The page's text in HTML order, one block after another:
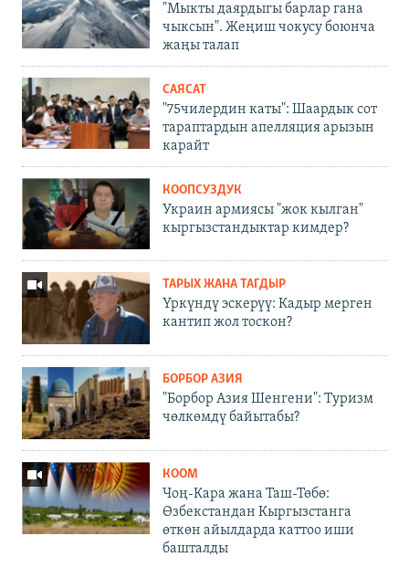
"Мыкты даярдыгы барлар гана
чыксын". Жеңиш чокусу боюнча
жаңы талап
САЯСАТ
"75чилердин каты": Шаардык сот
тараптардын апелляция арызын
карайт
КООПСУЗДУК
Украин армиясы "жок кылган"
кыргызстандыктар кимдер?
ТАРЫХ ЖАНА ТАГДЫР
Үркүндү эскерүү: Кадыр мерген
кантип жол тоскон?
БОРБОР АЗИЯ
"Борбор Азия Шенгени": Туризм
чөлкөмдү байытабы?
КООМ
Чоң-Кара жана Таш-Төбө:
Өзбекстандан Кыргызстанга
өткөн айылдарда каттоо иши
башталды